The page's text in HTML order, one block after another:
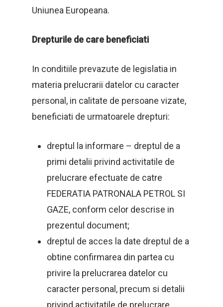
Uniunea Europeana.
Drepturile de care beneficiati
In conditiile prevazute de legislatia in
materia prelucrarii datelor cu caracter
personal, in calitate de persoane vizate,
beneficiati de urmatoarele drepturi:
dreptul la informare – dreptul de a
primi detalii privind activitatile de
prelucrare efectuate de catre
FEDERATIA PATRONALA PETROL SI
GAZE, conform celor descrise in
prezentul document;
dreptul de acces la date dreptul de a
obtine confirmarea din partea cu
privire la prelucrarea datelor cu
caracter personal, precum si detalii
privind activitatile de prelucrare